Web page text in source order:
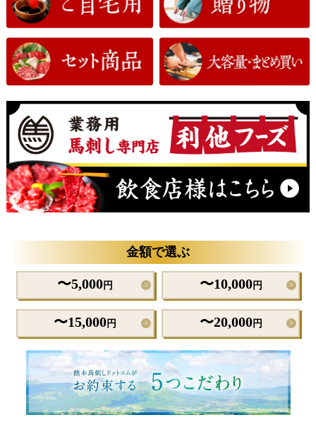
1,307円(税込)
2,200円(税込)
3,980円(税込)
1,012円(税込)
金額で選ぶ
〜5,000 円 > 〜10,000円 >
〜15,000 円 > 〜20,000円 >